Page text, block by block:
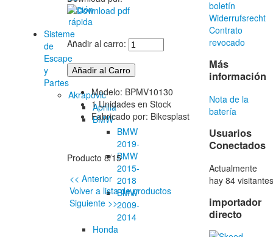
acción
rápida
Sisteme
de
Escape
y
Partes
Akrapovic
Aprilia
BMW
BMW
2019-
BMW
2015-
2018
BMW
2009-
2014
Honda
Añadir al carro:
Modelo: BPMV10130
1 Unidades en Stock
Fabricado por: Bikesplast
Producto 8/15
<< Anterior
Volver a lista de productos
Siguiente >>
boletín
Widerrufsrecht
Contrato
revocado
Más
información
Nota de la
batería
Usuarios
Conectados
Actualmente
hay 84
importador
directo